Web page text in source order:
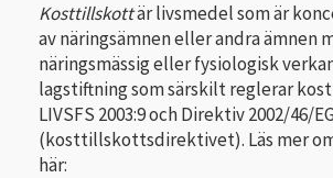
Kosttillskottär livsmedel som är
av näringsämnen eller andra ämnen
näringsmässig eller fysiologisk
lagstiftning som särskilt reglerar
LIVSFS 2003:9 ochDirektiv 2002/46/
(kosttillskottsdirektivet). Läs mer
här: